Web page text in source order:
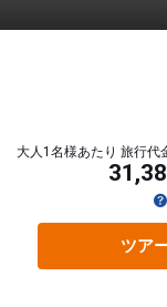
大人1名様あたり 旅行代
ツア